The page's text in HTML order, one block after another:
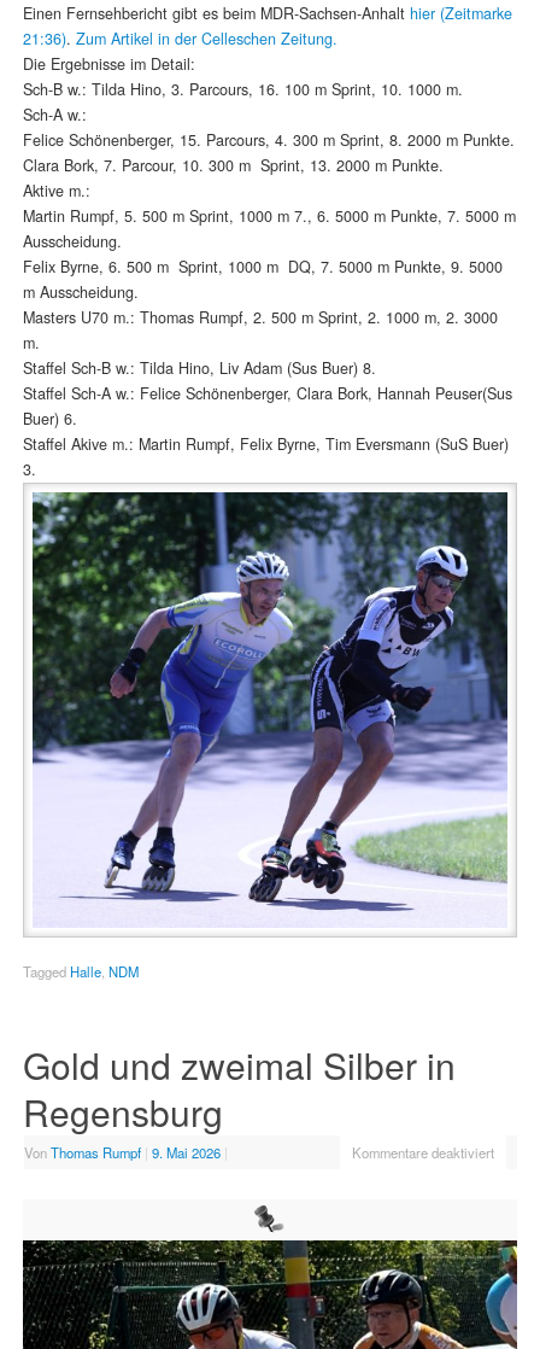
Einen Fernsehbericht gibt es beim MDR-Sachsen-Anhalt hier (Zeitmarke
21:36). Zum Artikel in der Celleschen Zeitung.
Die Ergebnisse im Detail:
Sch-B w.: Tilda Hino, 3. Parcours, 16. 100 m Sprint, 10. 1000 m.
Sch-A w.:
Felice Schönenberger, 15. Parcours, 4. 300 m Sprint, 8. 2000 m Punkte.
Clara Bork, 7. Parcour, 10. 300 m Sprint, 13. 2000 m Punkte.
Aktive m.:
Martin Rumpf, 5. 500 m Sprint, 1000 m 7., 6. 5000 m Punkte, 7. 5000 m
Ausscheidung.
Felix Byrne, 6. 500 m Sprint, 1000 m DQ, 7. 5000 m Punkte, 9. 5000
m Ausscheidung.
Masters U70 m.: Thomas Rumpf, 2. 500 m Sprint, 2. 1000 m, 2. 3000
m.
Staffel Sch-B w.: Tilda Hino, Liv Adam (Sus Buer) 8.
Staffel Sch-A w.: Felice Schönenberger, Clara Bork, Hannah Peuser(Sus
Buer) 6.
Staffel Akive m.: Martin Rumpf, Felix Byrne, Tim Eversmann (SuS Buer)
3.
Tagged Halle, NDM
Gold und zweimal Silber in
Regensburg
VonThomas Rumpf | 9. Mai 2026 | Kommentare deaktiviert